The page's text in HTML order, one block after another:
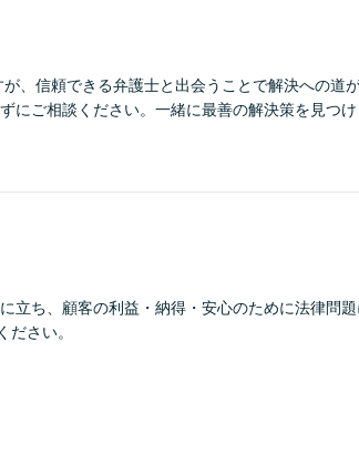
、信頼できる弁護士と出会うことで解決への道
にご相談ください。一緒に最善の解決策を見つけ
立ち、顧客の利益・納得・安心のために法律問題
さい。